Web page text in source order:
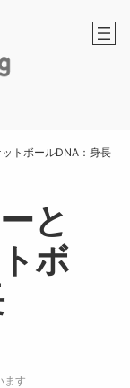
トボールDNA：身長
と
ボ
ます